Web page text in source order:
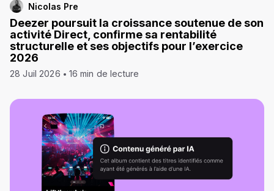
Nicolas Pre
Deezer poursuit la croissance soutenue de son
activité Direct, confirme sa rentabilité
structurelle et ses objectifs pour l’exercice
2026
28 Juil 2026 16 min de lecture